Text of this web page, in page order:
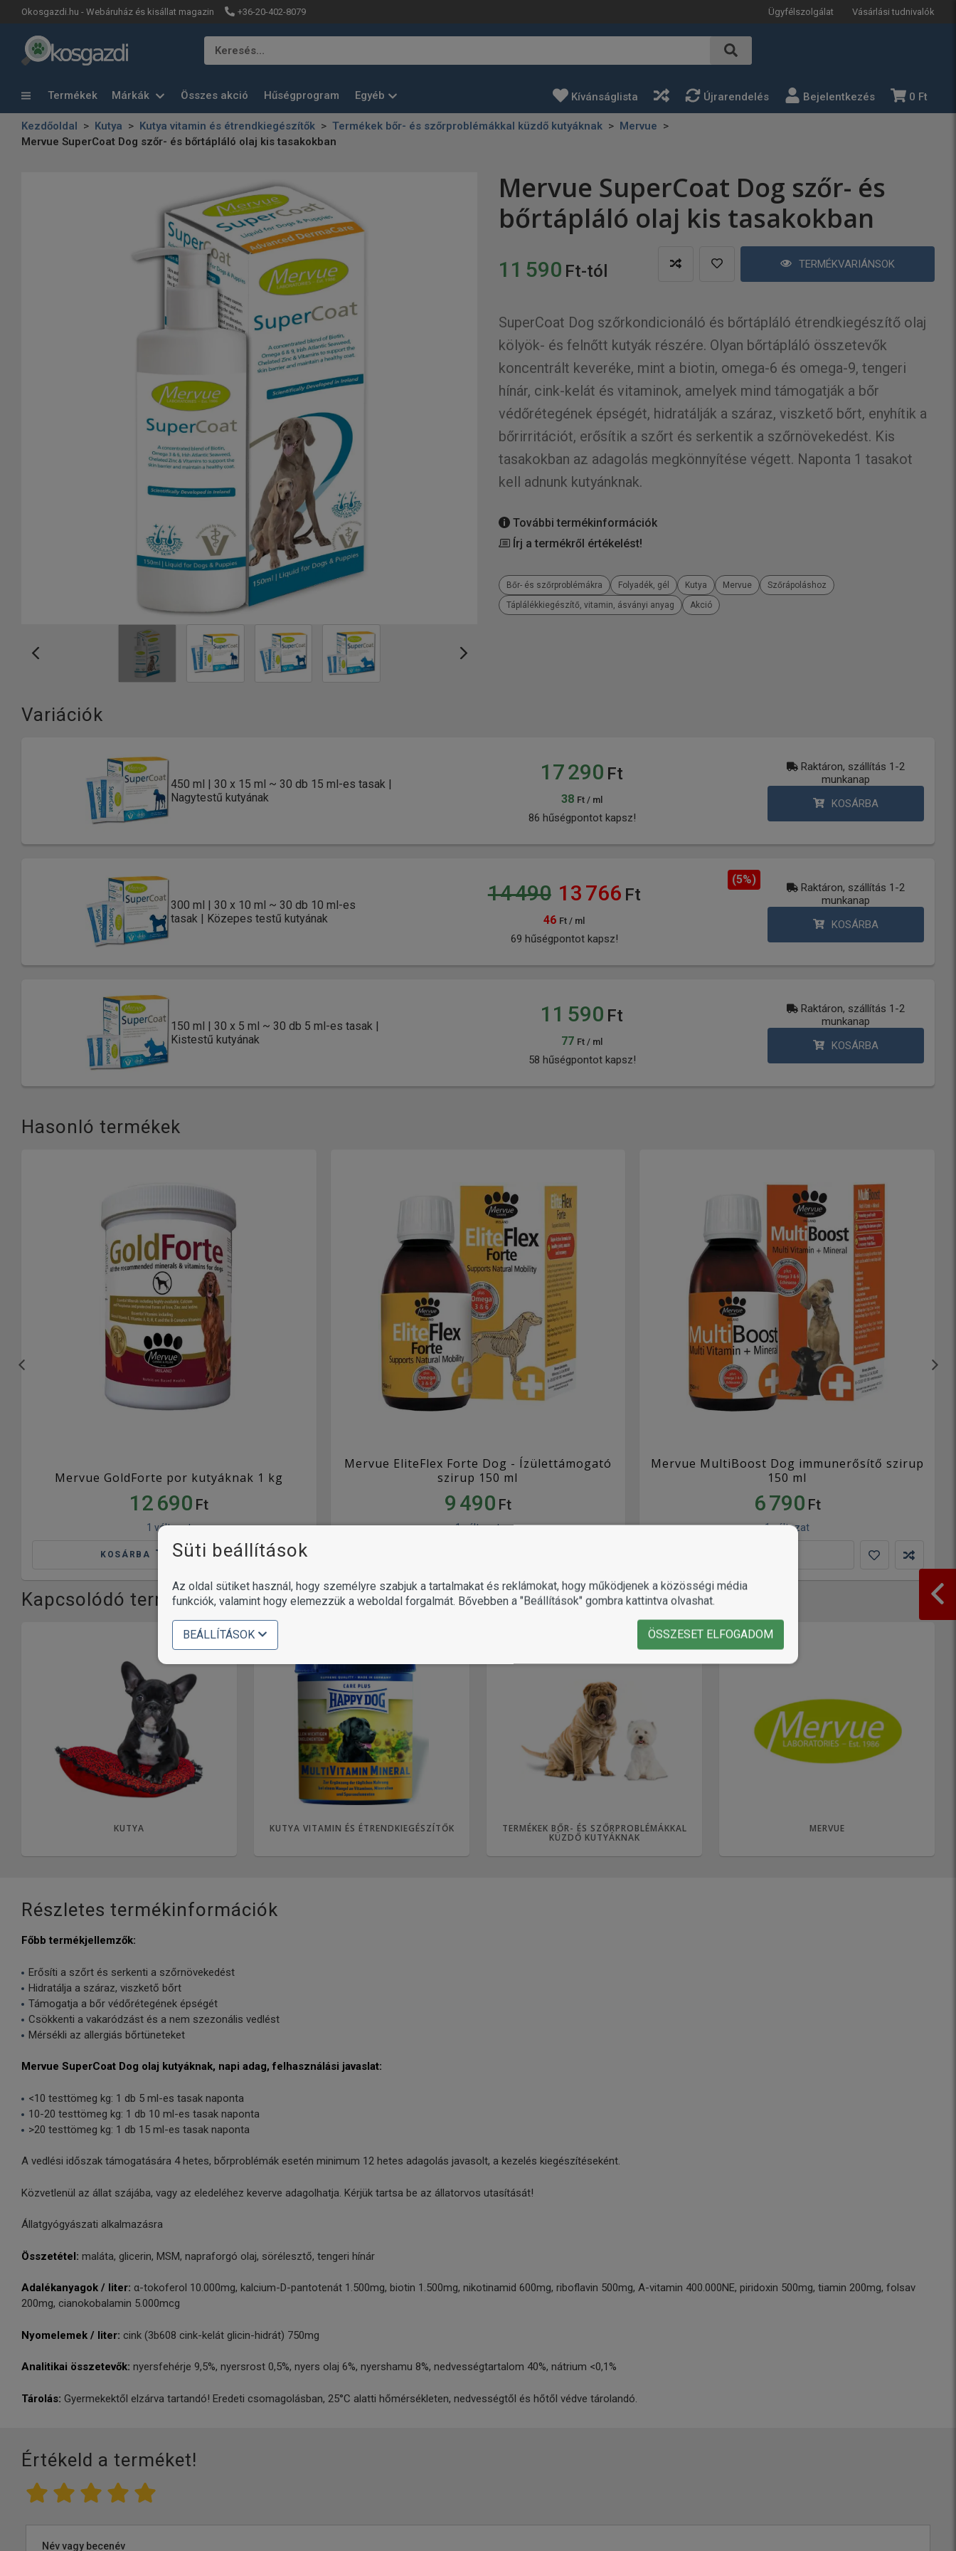
Okosgazdi.hu - Webáruház és kisállat magazin +36-20-402-8079 Ügyfélszolgálat Vásárlási tudnivalók
Keresés…
Termékek Márkák Összes akció Hűségprogram Egyéb Kívánságlista Újrarendelés Bejelentkezés 0 Ft
Kezdőoldal Kutya Kutya vitamin és étrendkiegészítők Termékek bőr- és szőrproblémákkal küzdő kutyáknak
Mervue
Mervue SuperCoat Dog szőr- és bőrtápláló olaj kis tasakokban
Mervue SuperCoat Dog szőr- és
bőrtápláló olaj kis tasakokban
11 590 Ft-tól TERMÉKVARIÁNSOK
SuperCoat Dog szőrkondicionáló és bőrtápláló étrendkiegészítő olaj
kölyök- és felnőtt kutyák részére. Olyan bőrtápláló összetevők
koncentrált keveréke, mint a biotin, omega-6 és omega-9, tengeri
hínár, cink-kelát és vitaminok, amelyek mind támogatják a bőr
védőrétegének épségét, hidratálják a száraz, viszkető bőrt, enyhítik a
bőrirritációt, erősítik a szőrt és serkentik a szőrnövekedést. Kis
tasakokban az adagolás megkönnyítése végett. Naponta 1 tasakot
kell adnunk kutyánknak.
További termékinformációk
Írj a termékről értékelést!
Bőr- és szőrproblémákra Folyadék, gél Kutya Mervue
Szőrápoláshoz
Táplálékkiegészítő, vitamin, ásványi anyag
Akció
Variációk
450 ml | 30 x 15 ml ~ 30 db 15 ml-es tasak |
Nagytestű kutyának
17 290 Ft
38 Ft / ml
86 hűségpontot kapsz!
Raktáron, szállítás 1-2
munkanap
KOSÁRBA
300 ml | 30 x 10 ml ~ 30 db 10 ml-es
tasak | Közepes testű kutyának
(5%)
14 490 13 766 Ft
46 Ft / ml
69 hűségpontot kapsz!
Raktáron, szállítás 1-2
munkanap
KOSÁRBA
150 ml | 30 x 5 ml ~ 30 db 5 ml-es tasak |
Kistestű kutyának
11 590 Ft
77 Ft / ml
58 hűségpontot kapsz!
Raktáron, szállítás 1-2
munkanap
KOSÁRBA
Hasonló termékek
Mervue GoldForte por kutyáknak 1 kg
12 690 Ft
1 változat
KOSÁRBA
Mervue EliteFlex Forte Dog - Ízülettámogató
szirup 150 ml
9 490 Ft
1 változat
Mervue MultiBoost Dog immunerősítő szirup
150 ml
6 790 Ft
1 változat
Kapcsolódó termékkategóriák
KUTYA KUTYA VITAMIN ÉS ÉTRENDKIEGÉSZÍTŐK TERMÉKEK BŐR- ÉS SZŐRPROBLÉMÁKKAL
KÜZDŐ KUTYÁKNAK
MERVUE
Részletes termékinformációk
Főbb termékjellemzők:
Erősíti a szőrt és serkenti a szőrnövekedést
Hidratálja a száraz, viszkető bőrt
Támogatja a bőr védőrétegének épségét
Csökkenti a vakaródzást és a nem szezonális vedlést
Mérsékli az allergiás bőrtüneteket
Mervue SuperCoat Dog olaj kutyáknak, napi adag, felhasználási javaslat:
<10 testtömeg kg: 1 db 5 ml-es tasak naponta
10-20 testtömeg kg: 1 db 10 ml-es tasak naponta
>20 testtömeg kg: 1 db 15 ml-es tasak naponta
A vedlési időszak támogatására 4 hetes, bőrproblémák esetén minimum 12 hetes adagolás javasolt, a kezelés kiegészítéseként.
Közvetlenül az állat szájába, vagy az eledeléhez keverve adagolhatja. Kérjük tartsa be az állatorvos utasítását!
Állatgyógyászati alkalmazásra
Összetétel: maláta, glicerin, MSM, napraforgó olaj, sörélesztő, tengeri hínár
Adalékanyagok / liter: α-tokoferol 10.000mg, kalcium-D-pantotenát 1.500mg, biotin 1.500mg, nikotinamid 600mg, riboflavin 500mg, A-vitamin 400.000NE, piridoxin 500mg, tiamin 200mg, folsav
200mg, cianokobalamin 5.000mcg
Nyomelemek / liter: cink (3b608 cink-kelát glicin-hidrát) 750mg
Analitikai összetevők: nyersfehérje 9,5%, nyersrost 0,5%, nyers olaj 6%, nyershamu 8%, nedvességtartalom 40%, nátrium <0,1%
Tárolás: Gyermekektől elzárva tartandó! Eredeti csomagolásban, 25°C alatti hőmérsékleten, nedvességtől és hőtől védve tárolandó.
Értékeld a terméket!
Név vagy becenév
Süti beállítások
Az oldal sütiket használ, hogy személyre szabjuk a tartalmakat és reklámokat, hogy működjenek a közösségi média
funkciók, valamint hogy elemezzük a weboldal forgalmát. Bővebben a "Beállítások" gombra kattintva olvashat.
BEÁLLÍTÁSOK ÖSSZESET ELFOGADOM